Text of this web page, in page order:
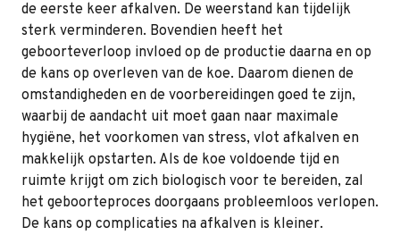
de eerste keer afkalven. De weerstand kan tijdelijk
sterk verminderen. Bovendien heeft het
geboorteverloop invloed op de productie daarna en op
de kans op overleven van de koe. Daarom dienen de
omstandigheden en de voorbereidingen goed te zijn,
waarbij de aandacht uit moet gaan naar maximale
hygiëne, het voorkomen van stress, vlot afkalven en
makkelijk opstarten. Als de koe voldoende tijd en
ruimte krijgt om zich biologisch voor te bereiden, zal
het geboorteproces doorgaans probleemloos verlopen.
De kans op complicaties na afkalven is kleiner.